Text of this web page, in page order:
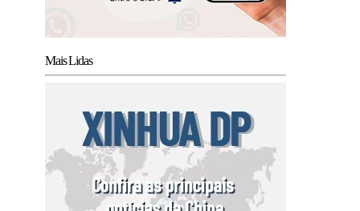
Mais Lidas